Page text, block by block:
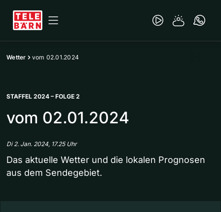
Wetter vom 02.01.2024
STAFFEL 2024 – FOLGE 2
vom 02.01.2024
Di 2. Jan. 2024, 17.25 Uhr
Das aktuelle Wetter und die lokalen Prognosen
aus dem Sendegebiet.